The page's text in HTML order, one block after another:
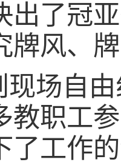
出了冠
牌风、
现场自
教职工
了工作